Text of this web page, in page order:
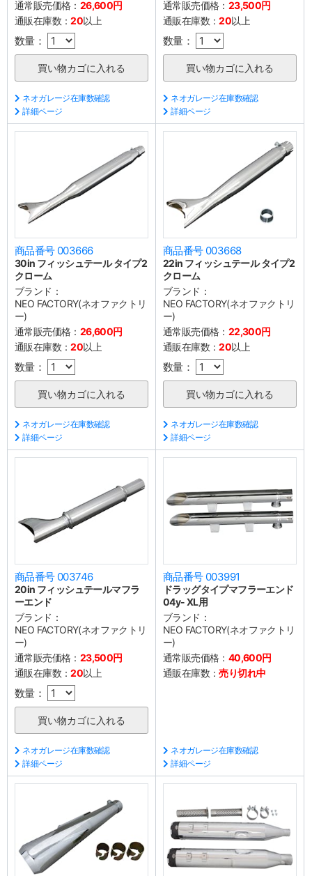
通常販売価格： 26,600円
通販在庫数：20以上
数量：
ネオガレージ在庫数確認
詳細ページ
通常販売価格： 23,500円
通販在庫数：20以上
数量：
ネオガレージ在庫数確認
詳細ページ
商品番号 003666
30in フィッシュテール タイプ2
クローム
ブランド：
NEO FACTORY(ネオファクトリ
ー)
通常販売価格： 26,600円
通販在庫数：20以上
数量：
ネオガレージ在庫数確認
詳細ページ
商品番号 003668
22in フィッシュテール タイプ2
クローム
ブランド：
NEO FACTORY(ネオファクトリ
ー)
通常販売価格： 22,300円
通販在庫数：20以上
数量：
ネオガレージ在庫数確認
詳細ページ
商品番号 003746
20in フィッシュテールマフラ
ーエンド
ブランド：
NEO FACTORY(ネオファクトリ
ー)
通常販売価格： 23,500円
通販在庫数：20以上
数量：
ネオガレージ在庫数確認
詳細ページ
商品番号 003991
ドラッグタイプマフラーエンド
04y- XL用
ブランド：
NEO FACTORY(ネオファクトリ
ー)
通常販売価格： 40,600円
通販在庫数：売り切れ中
ネオガレージ在庫数確認
詳細ページ